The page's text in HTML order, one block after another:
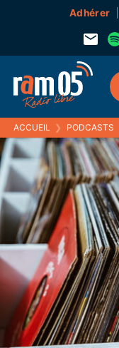
Adhérer
ACCUEIL ❯ PODCASTS